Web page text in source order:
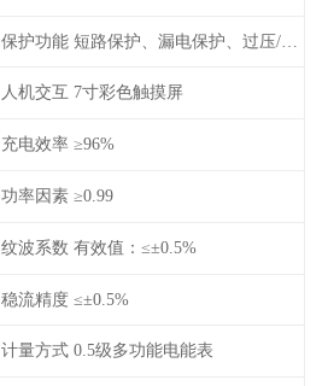
保护功能 短路保护、漏电保护、过压/欠压保护、过流保护、过温保护、蓄电池反接保护、过充保护
人机交互 7寸彩色触摸屏
充电效率 ≥96%
功率因素 ≥0.99
纹波系数 有效值：≤±0.5%
稳流精度 ≤±0.5%
计量方式 0.5级多功能电能表